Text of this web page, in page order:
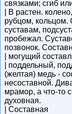
связками; сгиб
| В растен.
рубцом,
суставам,
пробежал.
позвонок.
| могущий
| поддельный,
(желтая) медь -
несоставной.
мрамор, а что-то
духовная.
| Составная